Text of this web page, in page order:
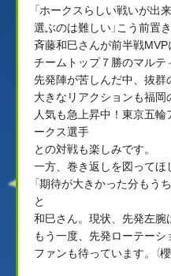
「ホークスらしい戦いが出
選ぶのは難しい」こう前置
斉藤和巳さんが前半戦
チームトップ７勝のマルテ
先発陣が苦しんだ中、抜群
大きなリアクションも福岡
人気も急上昇中！東京五
ークス選手
との対戦も楽しみです。
一方、巻き返しを図ってほ
「期待が大きかった分もう
と
和巳さん。現状、先発左腕
もう一度、先発ローテーシ
ファンも待っています。（櫻